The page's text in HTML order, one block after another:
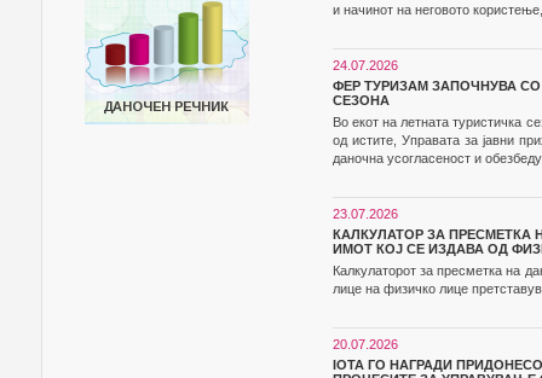
и начинот на неговото
24.07.2026
ФЕР ТУРИЗАМ ЗАПОЧНУВА
СЕЗОНА
Во екот на летната туристичка
од истите, Управата за јавни
даночна усогласеност и
23.07.2026
КАЛКУЛАТОР ЗА
ИМОТ КОЈ СЕ ИЗДАВА ОД
Калкулаторот за пресметка на
лице на физичко лице
20.07.2026
IOTA ГО НАГРАДИ